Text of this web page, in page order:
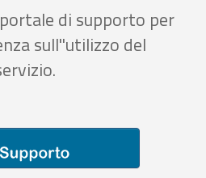
di supporto per
sull''utilizzo del